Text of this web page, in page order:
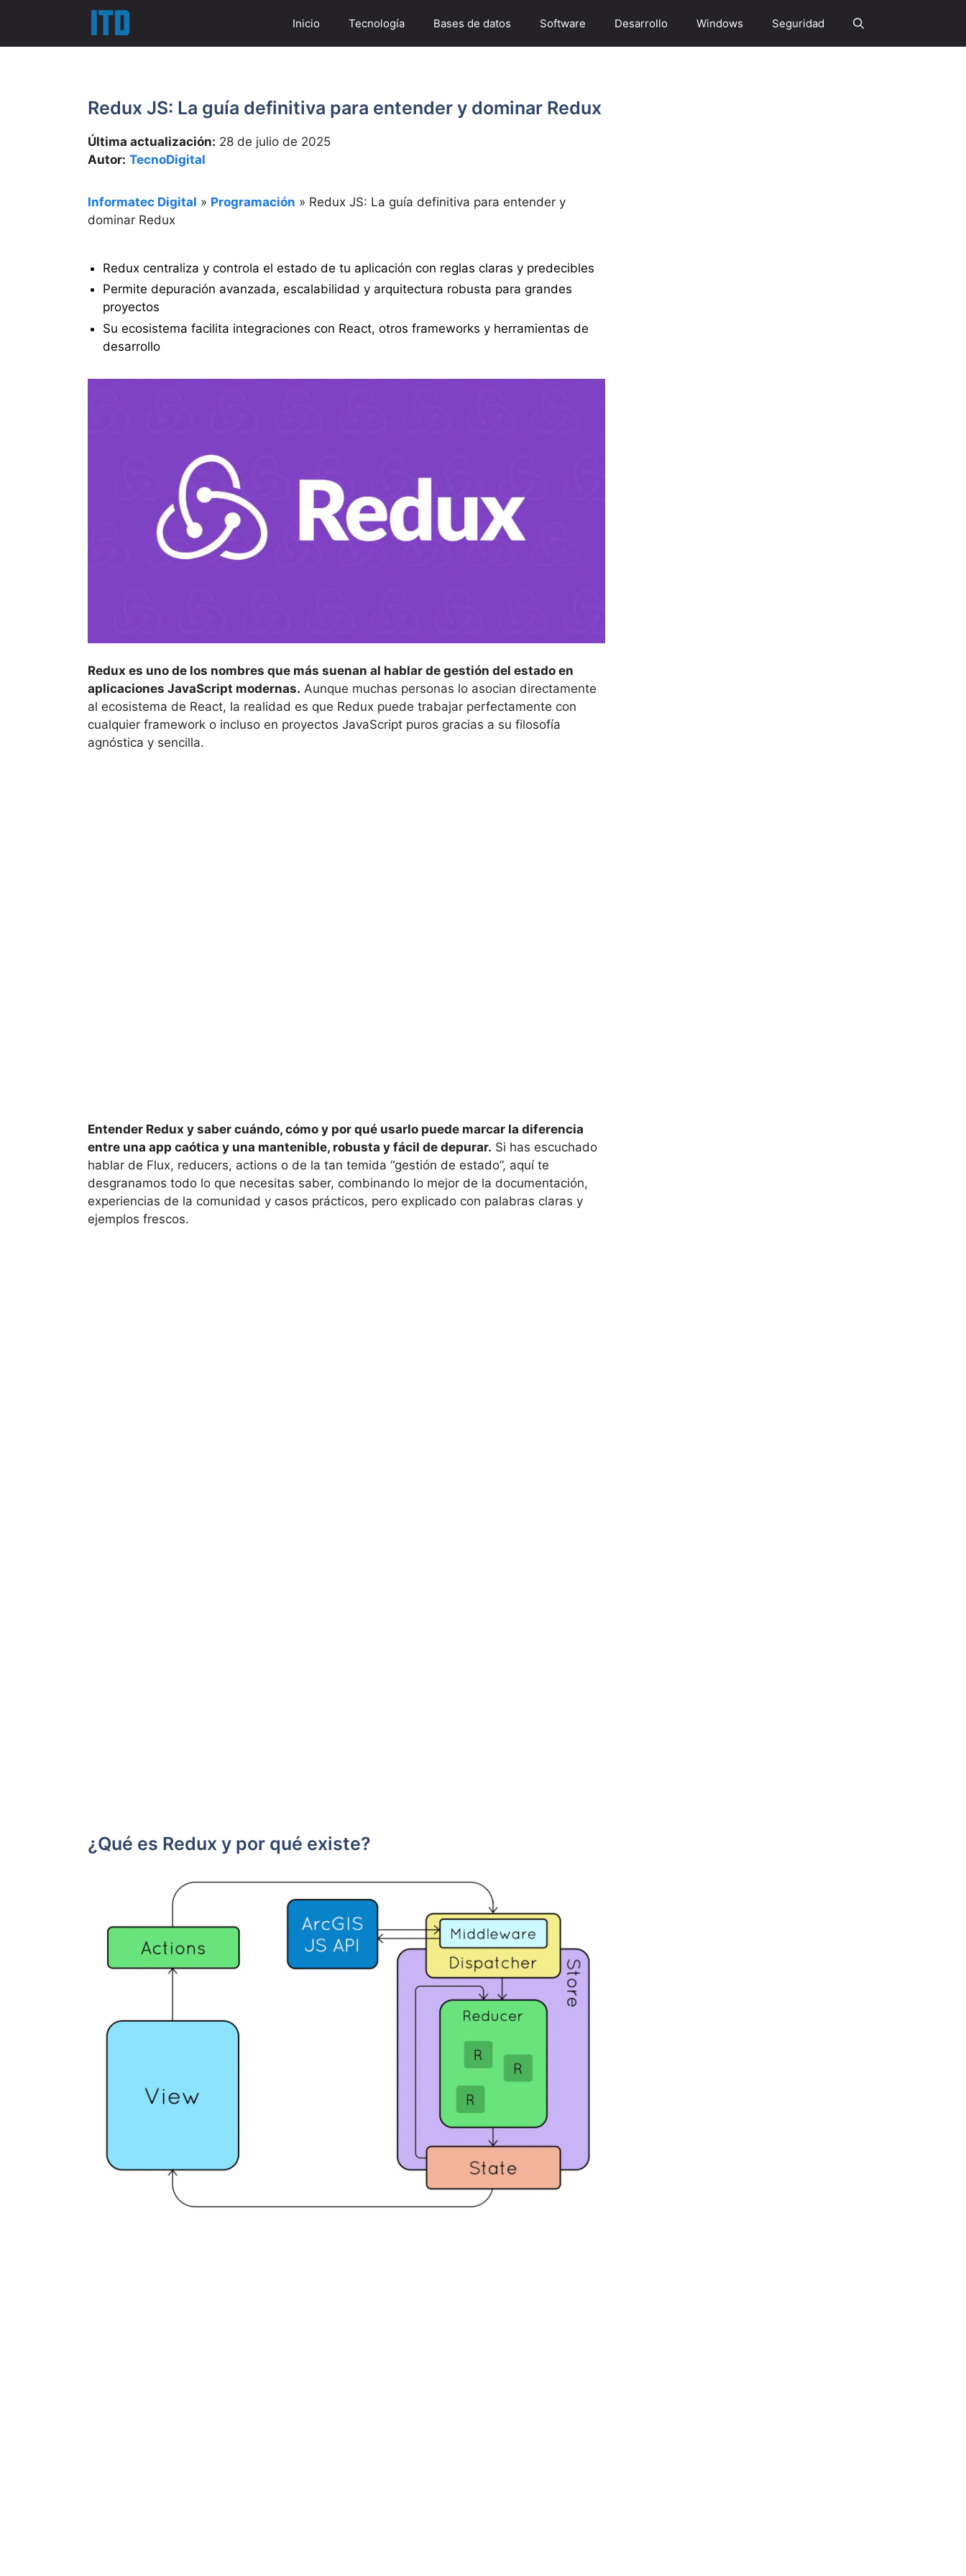
contenido
Inicio Tecnología Bases de datos Software Desarrollo Windows Seguridad
Redux JS: La guía definitiva para entender y dominar Redux
Última actualización: 28 de julio de 2025
Autor: TecnoDigital
Informatec Digital » Programación » Redux JS: La guía definitiva para entender y
dominar Redux
Redux centraliza y controla el estado de tu aplicación con reglas claras y predecibles
Permite depuración avanzada, escalabilidad y arquitectura robusta para grandes
proyectos
Su ecosistema facilita integraciones con React, otros frameworks y herramientas de
desarrollo
Redux es uno de los nombres que más suenan al hablar de gestión del estado en
aplicaciones JavaScript modernas. Aunque muchas personas lo asocian directamente
al ecosistema de React, la realidad es que Redux puede trabajar perfectamente con
cualquier framework o incluso en proyectos JavaScript puros gracias a su filosofía
agnóstica y sencilla.
Entender Redux y saber cuándo, cómo y por qué usarlo puede marcar la diferencia
entre una app caótica y una mantenible, robusta y fácil de depurar. Si has escuchado
hablar de Flux, reducers, actions o de la tan temida “gestión de estado”, aquí te
desgranamos todo lo que necesitas saber, combinando lo mejor de la documentación,
experiencias de la comunidad y casos prácticos, pero explicado con palabras claras y
ejemplos frescos.
¿Qué es Redux y por qué existe?